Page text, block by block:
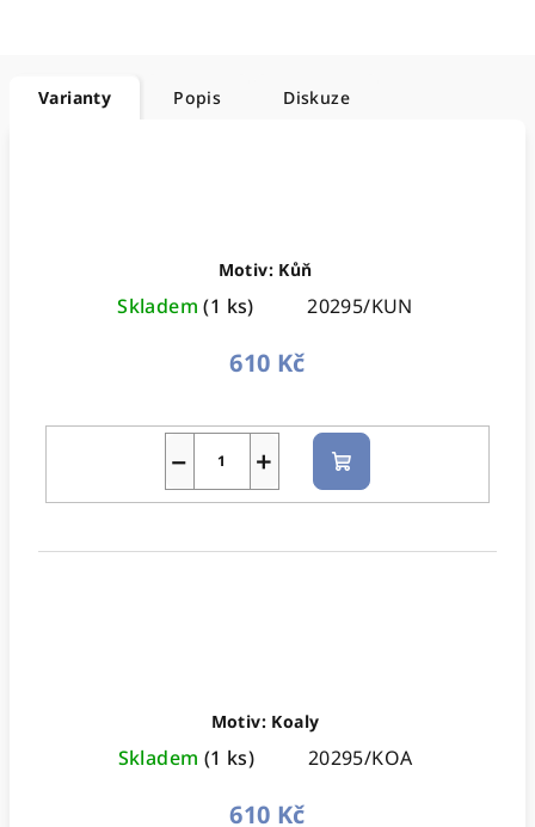
Varianty Popis Diskuze
Motiv: Kůň
Skladem(1 ks) 20295/KUN
610 Kč
+
− Do
košíku
Motiv: Koaly
Skladem (1 ks) 20295/KOA
610 Kč